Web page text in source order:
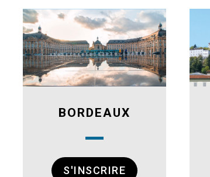
BORDEAUX
S'INSCRIRE